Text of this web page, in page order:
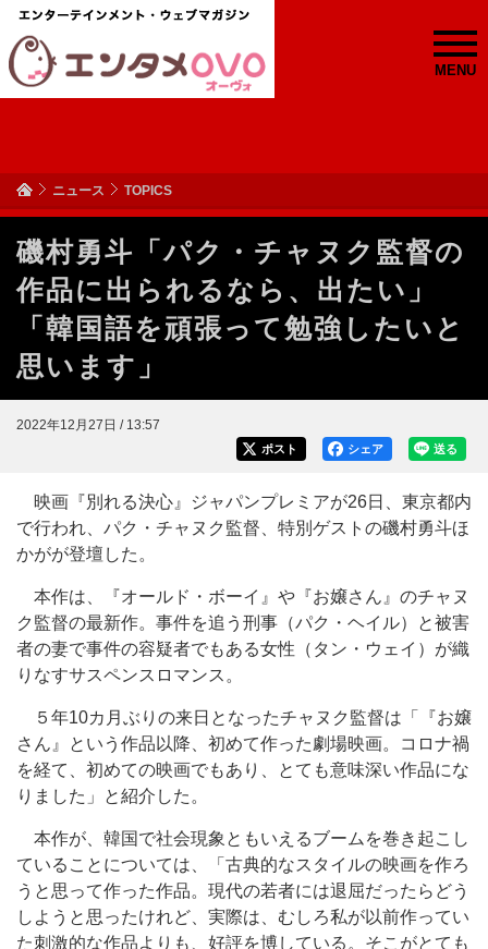
MENU
ニュース TOPICS
磯村勇斗「パク・チャヌク監督の
作品に出られるなら、出たい」
「韓国語を頑張って勉強したいと
思います」
2022年12月27日 / 13:57
送る
シェア
ポスト
映画『別れる決心』ジャパンプレミアが26日、東京都内
で行われ、パク・チャヌク監督、特別ゲストの磯村勇斗ほ
かがが登壇した。
本作は、『オールド・ボーイ』や『お嬢さん』のチャヌ
ク監督の最新作。事件を追う刑事（パク・ヘイル）と被害
者の妻で事件の容疑者でもある女性（タン・ウェイ）が織
りなすサスペンスロマンス。
５年10カ月ぶりの来日となったチャヌク監督は「『お嬢
さん』という作品以降、初めて作った劇場映画。コロナ禍
を経て、初めての映画でもあり、とても意味深い作品にな
りました」と紹介した。
本作が、韓国で社会現象ともいえるブームを巻き起こし
ていることについては、「古典的なスタイルの映画を作ろ
うと思って作った作品。現代の若者には退屈だったらどう
しようと思ったけれど、実際は、むしろ私が以前作ってい
た刺激的な作品よりも、好評を博している。そこがとても